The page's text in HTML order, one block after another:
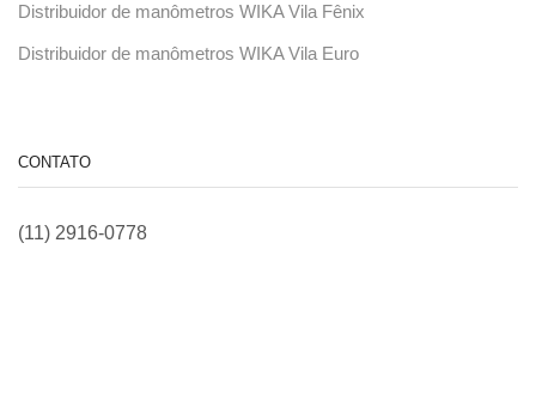
Distribuidor de manômetros WIKA Vila Fênix
Distribuidor de manômetros WIKA Vila Euro
CONTATO
(11) 2916-0778